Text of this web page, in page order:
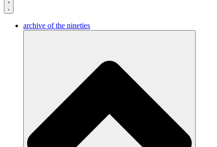
archive of the nineties